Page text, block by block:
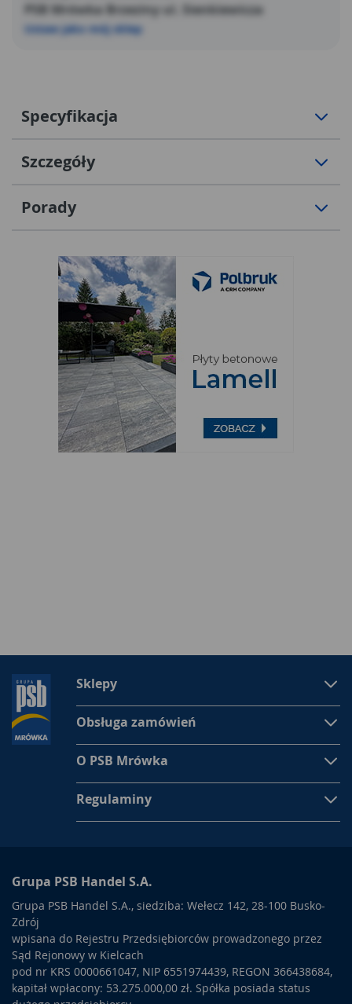
PSB Mrówka Brzeziny ul. Sienkiewicza
Ustaw jako mój sklep
Specyfikacja
Szczegóły
Porady
Sklepy
Obsługa zamówień
O PSB Mrówka
Regulaminy
Grupa PSB Handel S.A.
Grupa PSB Handel S.A., siedziba: Wełecz 142, 28-100 Busko-
Zdrój
wpisana do Rejestru Przedsiębiorców prowadzonego przez
Sąd Rejonowy w Kielcach
pod nr KRS 0000661047, NIP 6551974439, REGON 366438684,
kapitał wpłacony: 53.275.000,00 zł. Spółka posiada status